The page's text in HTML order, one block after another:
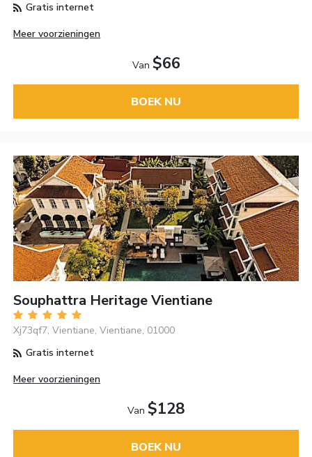
Gratis internet
Meer voorzieningen
Van $66
BOEK NU
Souphattra Heritage Vientiane
Xj73qf7, Vientiane, Vientiane, 01000
Gratis internet
Meer voorzieningen
Van $128
BOEK NU